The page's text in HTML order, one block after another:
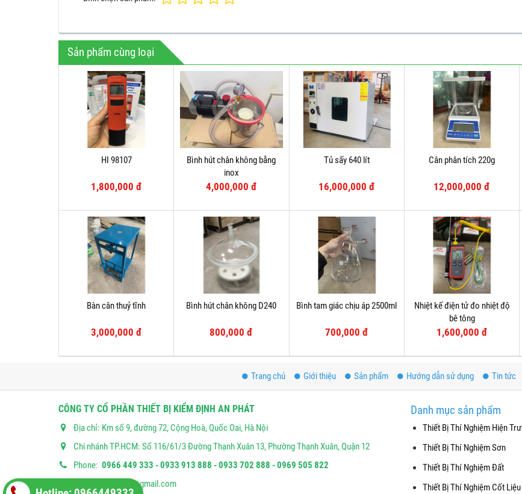
Sản phẩm cùng loại
HI 98107
1,800,000 đ
Bình hút chân không bằng
inox
4,000,000 đ
Tủ sấy 640 lít
16,000,000 đ
Cân phân tích 220g
12,000,000 đ
Bàn cân thuỷ tĩnh
3,000,000 đ
Bình hút chân không D240
800,000 đ
Bình tam giác chịu áp 2500ml
700,000 đ
Nhiệt kế điện tử đo nhiệt độ
bê tông
1,600,000 đ
Trang chủ Giới thiệu Sản phẩm Hướng dẫn sử dụng Tin tức
CÔNG TY CỔ PHẦN THIẾT BỊ KIỂM ĐỊNH AN PHÁT
Địa chỉ: Km số 9, đường 72, Cộng Hoà, Quốc Oai, Hà Nội
Chi nhánh TP.HCM: Số 116/61/3 Đường Thạnh Xuân 13, Phường Thạnh Xuân, Quận 12
Phone: 0966 449 333 - 0933 913 888 - 0933 702 888 - 0969 505 822
anphat283@gmail.com
Danh mục sản phẩm
Thiết Bị Thí Nghiệm Hiện
Thiết Bị Thí Nghiệm Sơn
Thiết Bị Thí Nghiệm Đất
Thiết Bị Thí Nghiệm Cốt